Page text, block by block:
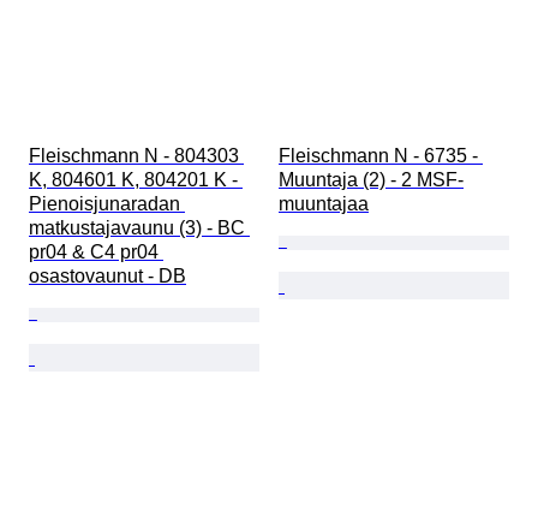
Fleischmann N - 804303
K, 804601 K, 804201 K -
Pienoisjunaradan
matkustajavaunu (3) - BC
pr04 & C4 pr04
osastovaunut - DB
Fleischmann N - 6735 -
Muuntaja (2) - 2 MSF-
muuntajaa